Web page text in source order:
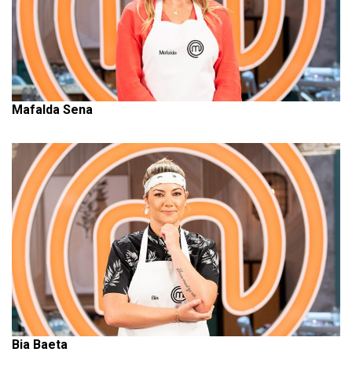
Mafalda Sena
Bia Baeta